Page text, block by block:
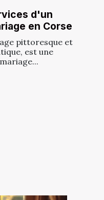
d'un
en Corse
pittoresque et
est une